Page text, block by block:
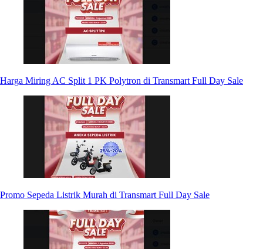
Harga Miring AC Split 1 PK Polytron di Transmart Full Day Sale
Promo Sepeda Listrik Murah di Transmart Full Day Sale